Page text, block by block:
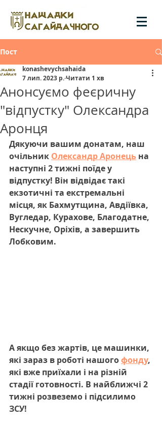
Пост
Анонсуємо феєричну
"відпустку" Олександра
Аронця
konashevychsahaida
7 лип. 2023 р.Читати 1 хв
Дякуючи вашим донатам, наш
очільник Олександр Аронець на
наступні 2 тижні поїде у
відпустку! Він відвідає такі
екзотичні та екстремальні
місця, як Бахмутщина, Авдіївка,
Вугледар, Курахове, Благодатне,
Нескучне, Оріхів, а завершить
Лобковим.
А якщо без жартів, це машинки,
які зараз в роботі нашого фонду,
які вже приїхали і на різній
стадії готовності. В найближчі 2
тижні розвеземо і підсилимо
ЗСУ!